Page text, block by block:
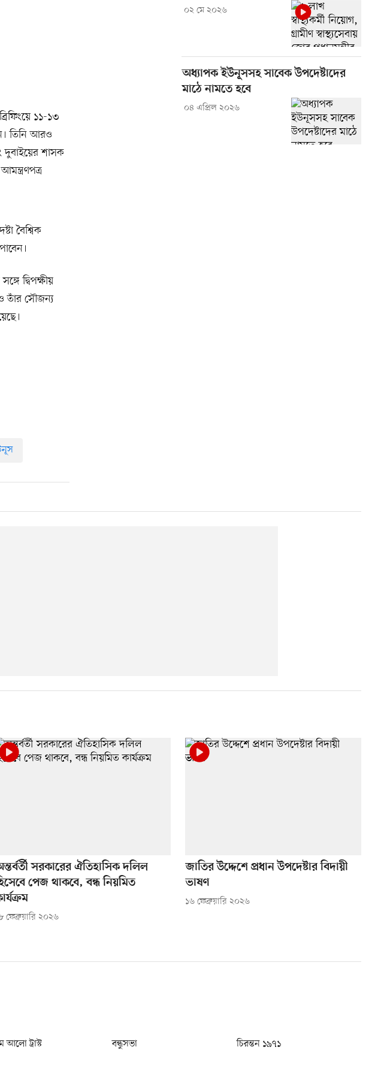
১১-১৩
তিনি আরও
দুবাইয়ের শাসক
বৈশ্বিক
দ্বিপক্ষীয়
তাঁর সৌজন্য
০২ মে ২০২৬
অধ্যাপক ইউনূসসহ সাবেক উপদেষ্টাদের
মাঠে নামতে হবে
০৪ এপ্রিল ২০২৬
সরকারের ঐতিহাসিক দলিল
পেজ থাকবে, বন্ধ নিয়মিত
ফেব্রুয়ারি ২০২৬
জাতির উদ্দেশে প্রধান উপদেষ্টার বিদায়ী
ভাষণ
১৬ ফেব্রুয়ারি ২০২৬
আলো ট্রাস্ট বন্ধুসভা
চিরন্তন ১৯৭১